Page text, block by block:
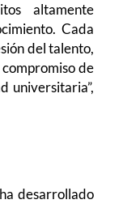
altamente
Cada
del talento,
de
universitaria”,
desarrollado